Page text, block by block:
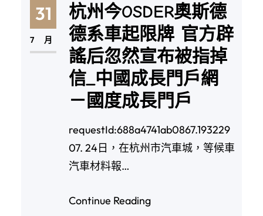
31
7 月
杭州今OSDER奧斯德
德系車起限牌 官方辟
謠后忽然宣布被指掉
信_中國成長門戶網
－國度成長門戶
requestId:688a4741ab0867.193229
07. 24日，在杭州市汽車城，等候車
汽車材料報…
Continue Reading